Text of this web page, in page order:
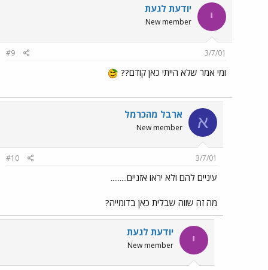
י יודעת לגעת
New member
3/7/01
#9
ומי אמר שלא הייתי כאן קודם??
א ארבל מהכרמל
New member
3/7/01
#10
עיניים להם ולא יראו אזניים.........
מה זה שווה שבלית כאן בדומייה?
י יודעת לגעת
New member